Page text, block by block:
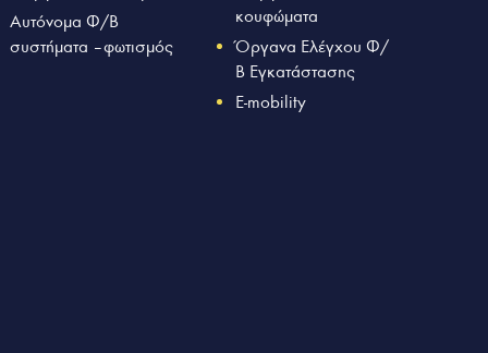
Αυτόνομα Φ/Β
συστήματα – φωτισμός
κουφώματα
Όργανα Ελέγχου Φ/
Β Εγκατάστασης
E-mobility